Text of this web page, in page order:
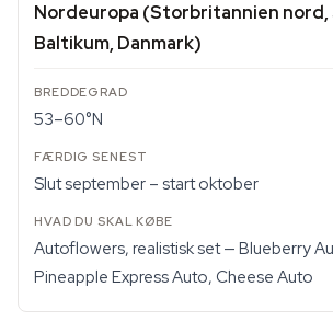
Nordeuropa (Storbritannien nord,
Baltikum, Danmark)
53–60°N
Slut september – start oktober
Autoflowers, realistisk set — Blueberry
Pineapple Express Auto, Cheese Auto